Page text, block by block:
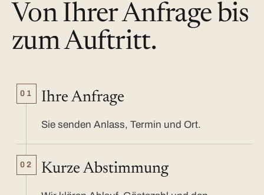
Von Ihrer Anfrage bis
zum Auftritt.
01 Ihre Anfrage
Sie senden Anlass, Termin und Ort.
02 Kurze Abstimmung